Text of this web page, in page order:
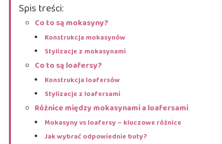
Spis treści:
Co to są mokasyny?
Konstrukcja mokasynów
Stylizacje z mokasynami
Co to są loafersy?
Konstrukcja loafersów
Stylizacje z loafersami
Różnice między mokasynami a loafersami
Mokasyny vs loafersy – kluczowe różnice
Jak wybrać odpowiednie buty?